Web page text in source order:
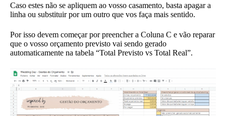
Caso estes não se apliquem ao vosso casamento, basta apagar a
linha ou substituir por um outro que vos faça mais sentido.
Por isso devem começar por preencher a Coluna C e vão reparar
que o vosso orçamento previsto vai sendo gerado
automaticamente na tabela “Total Previsto vs Total Real”.